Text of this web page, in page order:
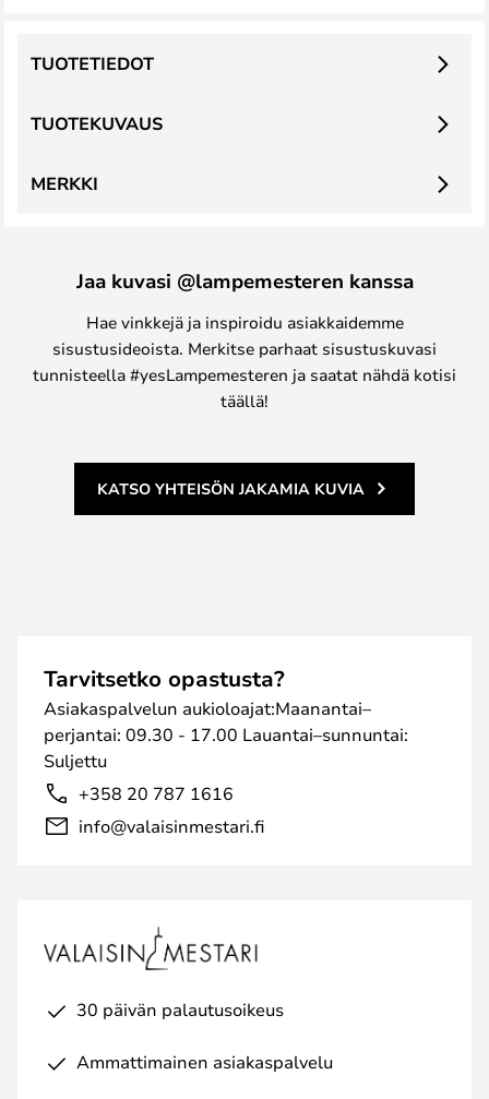
TUOTEKUVAUS
TUOTETIEDOT
MERKKI
Jaa kuvasi @lampemesteren kanssa
Hae vinkkejä ja inspiroidu asiakkaidemme
sisustusideoista. Merkitse parhaat sisustuskuvasi
tunnisteella #yesLampemesteren ja saatat nähdä kotisi
täällä!
KATSO YHTEISÖN JAKAMIA KUVIA
Tarvitsetko opastusta?
Asiakaspalvelun aukioloajat:Maanantai–
perjantai: 09.30 - 17.00 Lauantai–sunnuntai:
Suljettu
+358 20 787 1616
info@valaisinmestari.fi
30 päivän palautusoikeus
Ammattimainen asiakaspalvelu